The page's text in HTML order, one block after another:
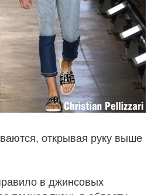
открывая руку выше
в джинсовых